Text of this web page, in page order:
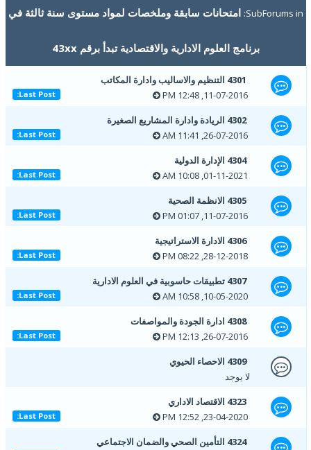
SubForums in:امتحانات سابقة وملخصات لمواد مستوى سنة ثالثة في
برنامج العلوم الادارية والاقتصادية تبدأ برقم 43xx
4301 التنظيم والاساليب وادارة المكاتب
Last Post:
4302 الريادة وادارة المشاريع الصغيرة
Last Post:
4304 الإدارة الدولية
Last Post:
4305 الانظمة الصحية
Last Post:
4306 الادارة الاستراتيجية
Last Post:
4307 تطبيقات حاسوبية في العلوم الادارية
Last Post:
4308 ادارة الجودة والمواصفات
Last Post:
4309 الاحصاء الحيوي
لا يوجد
4323 الاقتصاد الاداري
Last Post:
4324 التأمين الصحي والضمان الاجتماعي